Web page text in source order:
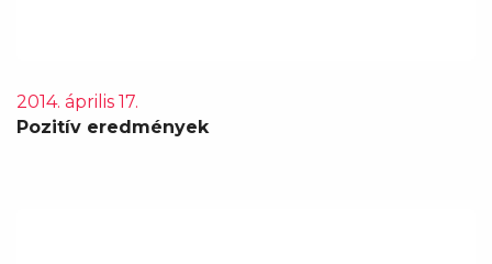
2014. április 17.
Pozitív eredmények